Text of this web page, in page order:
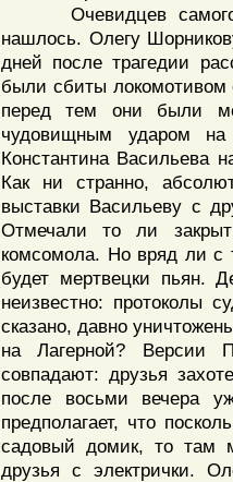
Очевидцев самого
нашлось. Олегу
дней после трагедии
были сбиты локомотивом
перед тем они были
чудовищным ударом
Константина Васильева
Как ни странно,
выставки Васильеву с
Отмечали то ли
комсомола. Но вряд ли с
будет мертвецки пьян.
неизвестно: протоколы
сказано, давно
на Лагерной? Версии
совпадают: друзья
после восьми вечера
предполагает, что
садовый домик, то там
друзья с электрички.